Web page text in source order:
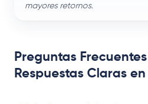
mayores retornos.
Preguntas
Respuestas Claras